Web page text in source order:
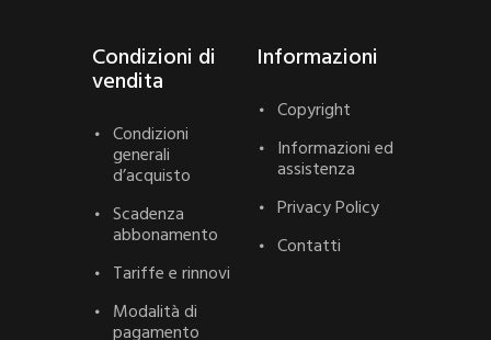
Condizioni di
vendita
Condizioni
generali
d’acquisto
Scadenza
abbonamento
Tariffe e rinnovi
Modalità di
pagamento
Informazioni
Copyright
Informazioni ed
assistenza
Privacy Policy
Contatti